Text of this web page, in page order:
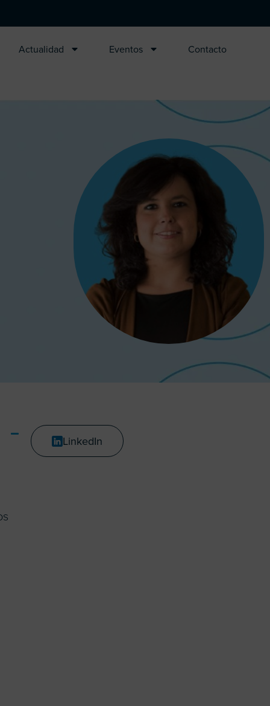
Actualidad Eventos Contacto
LinkedIn